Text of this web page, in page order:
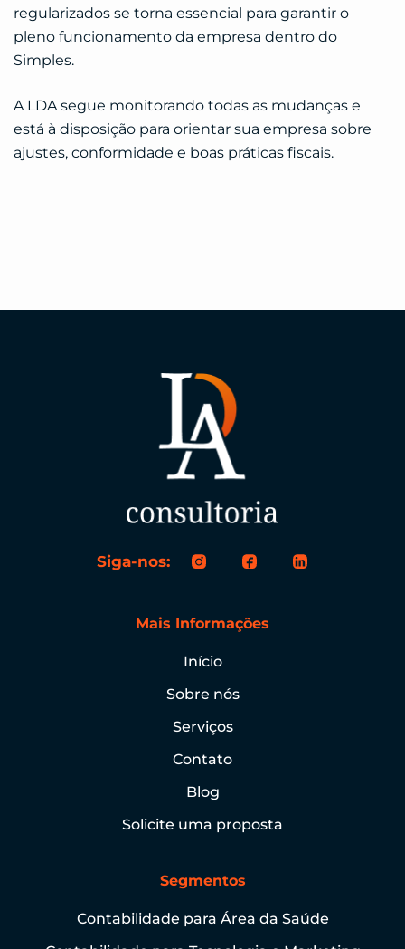
regularizados se torna essencial para garantir o
pleno funcionamento da empresa dentro do
Simples.
A LDA segue monitorando todas as mudanças e
está à disposição para orientar sua empresa sobre
ajustes, conformidade e boas práticas fiscais.
Siga-nos:
Mais Informações
Início
Sobre nós
Serviços
Contato
Blog
Solicite uma proposta
Segmentos
Contabilidade para Área da Saúde